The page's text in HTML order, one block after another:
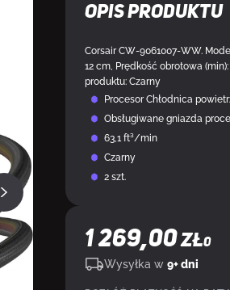
Opis produktu
Corsair CW-9061007-WW.
12 cm, Prędkość obrotowa
produktu: Czarny
Procesor Chłodnica
Obsługiwane gniazda
63,1 ft³/min
Czarny
2 szt.
1 269,00ZŁ0
Wysyłka w 9+ dni